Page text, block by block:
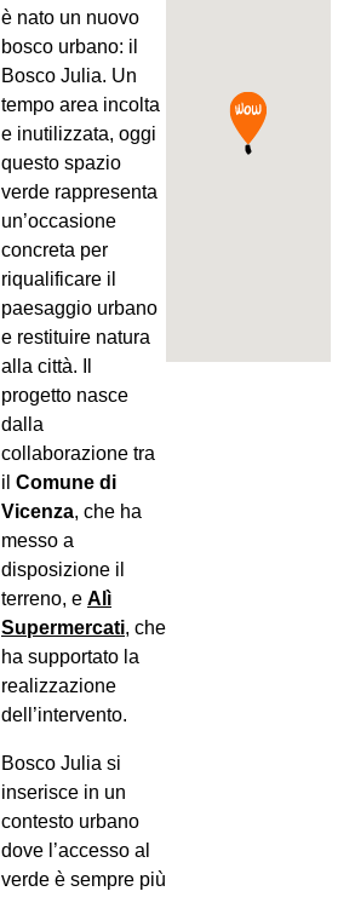
è nato un nuovo
bosco urbano: il
Bosco Julia. Un
tempo area incolta
e inutilizzata, oggi
questo spazio
verde rappresenta
un’occasione
concreta per
riqualificare il
paesaggio urbano
e restituire natura
alla città. Il
progetto nasce
dalla
collaborazione tra
il Comune di
Vicenza, che ha
messo a
disposizione il
terreno, e Alì
Supermercati, che
ha supportato la
realizzazione
dell’intervento.
Bosco Julia si
inserisce in un
contesto urbano
dove l’accesso al
verde è sempre più